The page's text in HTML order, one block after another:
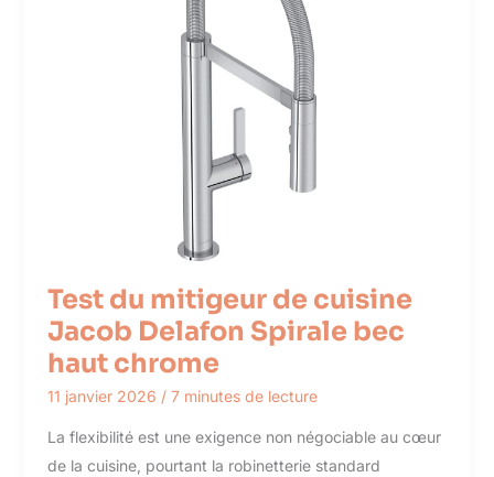
Test du mitigeur de cuisine
Jacob Delafon Spirale bec
haut chrome
11 janvier 2026 / 7 minutes de lecture
La flexibilité est une exigence non négociable au cœur
de la cuisine, pourtant la robinetterie standard